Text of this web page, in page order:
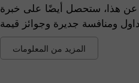
عن هذا، ستحصل أيضًا على خبرة
المزيد من المعلومات